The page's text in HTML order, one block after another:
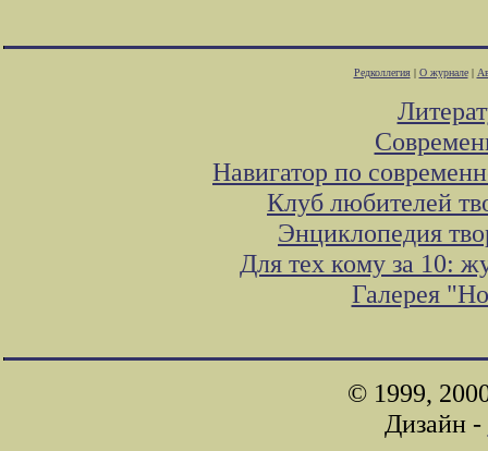
Редколлегия| О журнале|
Навигатор по
Клуб любителей
Энциклопедия
Для тех кому за 10:
Галерея
© 1999,
Дизайн -